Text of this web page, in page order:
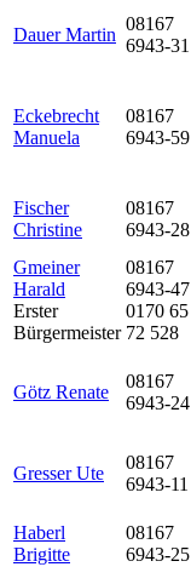
Dauer Martin
08167
6943-31
Eckebrecht
Manuela
08167
6943-59
Fischer
Christine
08167
6943-28
Gmeiner
Harald
Erster
Bürgermeister
08167
6943-47
0170 65
72 528
Götz Renate
08167
6943-24
Gresser Ute
08167
6943-11
Haberl
Brigitte
08167
6943-25